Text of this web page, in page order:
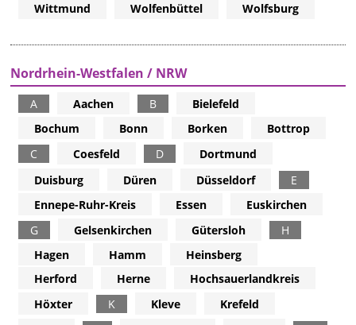
Wittmund
Wolfenbüttel Wolfsburg
Nordrhein-Westfalen / NRW
A Aachen B
Bielefeld
Bochum
Bonn Borken
Bottrop
C
Coesfeld D
Dortmund
Duisburg
Düren Düsseldorf
E
Ennepe-Ruhr-Kreis
Essen
Euskirchen
G
Gelsenkirchen Gütersloh
H
Hagen
Hamm
Heinsberg
Herford
Herne
Hochsauerlandkreis
Höxter
K Kleve
Krefeld